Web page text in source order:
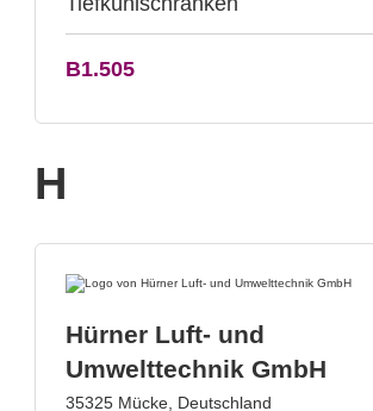
B1.505
H
Hürner Luft- und
Umwelttechnik GmbH
35325 Mücke, Deutschland